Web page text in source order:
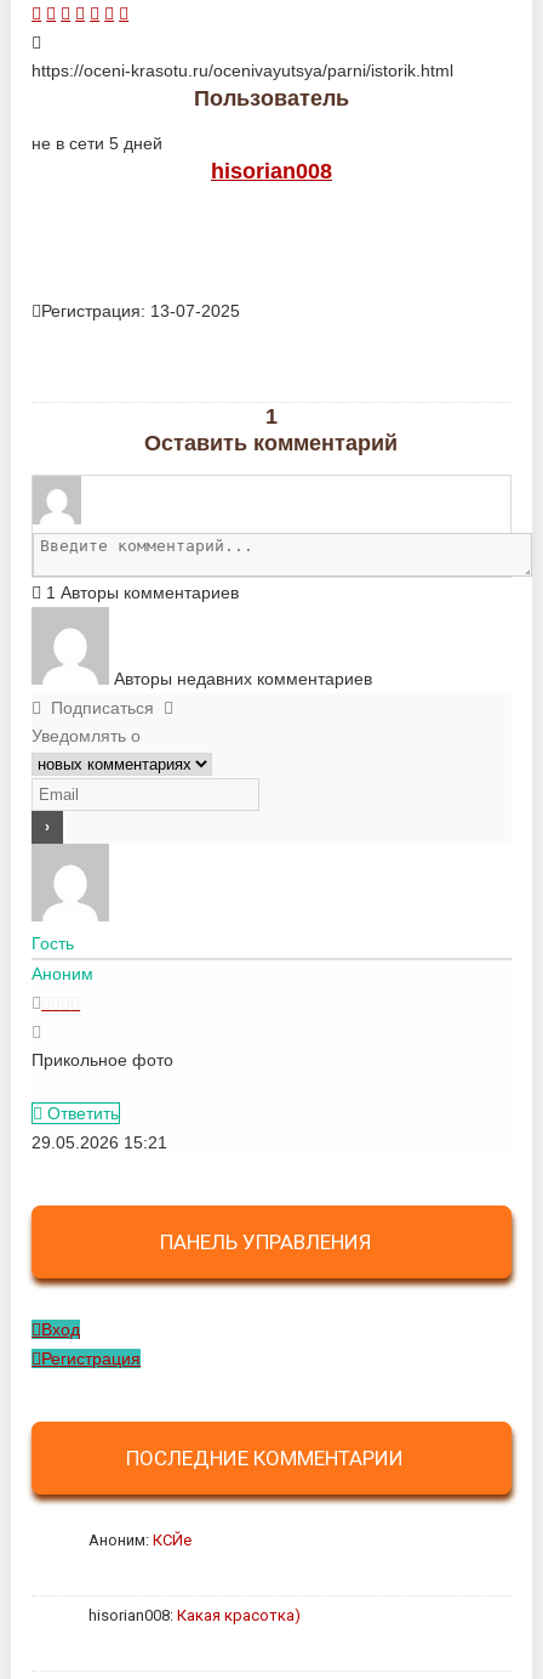
https://oceni-krasotu.ru/ocenivayutsya/parni/istorik.html
Пользователь
не в сети 5 дней
hisorian008
Регистрация: 13-07-2025
1
Оставить комментарий
1 Авторы комментариев
Авторы недавних комментариев
Подписаться
Уведомлять о
Гость
Аноним
Прикольное фото
Ответить
29.05.2026 15:21
ПАНЕЛЬ УПРАВЛЕНИЯ
Вход
Регистрация
ПОСЛЕДНИЕ КОММЕНТАРИИ
Аноним: КСЙе
hisorian008: Какая красотка)